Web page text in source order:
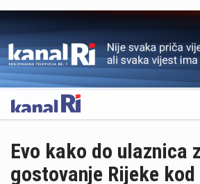
OGLAS
Evo kako do ulaznica
gostovanje Rijeke